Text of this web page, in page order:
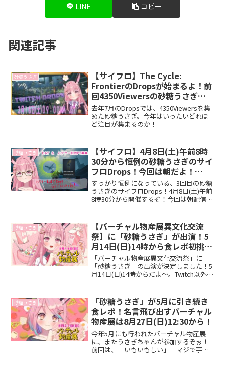
LINE コピー
関連記事
砂糖うさぎ
【サイフロ】The Cycle:
FrontierのDropsが始まるよ！前
回4350Viewersの砂糖うさぎの
配信は3月18日から！
去年7月のDropsでは、4350Viewersを集
めた砂糖うさぎ。今年はいったいどれほ
ど注目が集まるのか！
砂糖うさぎ
【サイフロ】4月8日(土)午前8時
30分から恒例の砂糖うさぎのサイ
フロDrops！今回は朝だよ！
【TheCycleFrontier】
すっかり恒例になっている、3回目の砂糖
うさぎのサイフロDrops！4月8日(土)午前
8時30分から開催するぞ！今回は朝配信な
砂糖うさぎ
【バーチャル物産展異文化交流
祭】に「砂糖うさぎ」が出演！5
月14日(日)14時から食レポ初挑
戦！
「バーチャル物産展異文化交流祭」に
「砂糖うさぎ」の出演が決定しました！5
月14日(日)14時からだよ～。Twitch以外の
ぞ！
砂糖うさぎ
「砂糖うさぎ」が5月に引き続き
食レポ！名言飛び出すバーチャル
物産展は8月27日(日)12:30から！
今年5月にも行われたバーチャル物産展
に、またうさぎちゃんが参加するぞぉ！
前回は、「いもいもしい」「マジで芋」